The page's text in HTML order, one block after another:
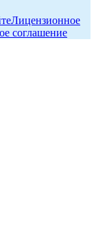
Лицензионное
соглашение